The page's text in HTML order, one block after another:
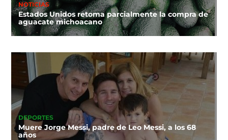
NOTICIAS
Estados Unidos retoma parcialmente la compra de
aguacate michoacano
DEPORTES
Muere Jorge Messi, padre de Leo Messi, a los 68
años